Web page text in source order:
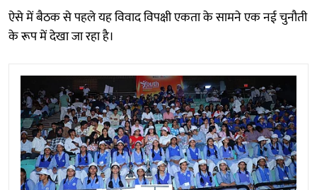
ऐसे में बैठक से पहले यह विवाद विपक्षी एकता के सामने एक नई चुनौती
के रूप में देखा जा रहा है।